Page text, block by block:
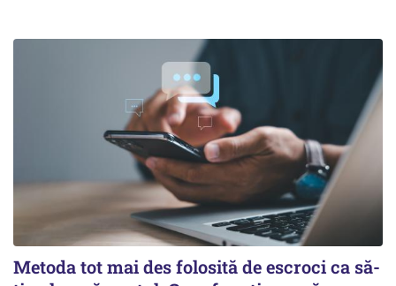
Metoda tot mai des folosită de escroci ca să-